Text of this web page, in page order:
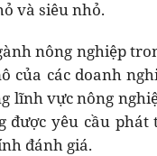
và siêu nhỏ.
nông nghiệp
của các doanh
lĩnh vực nông
được yêu cầu
đánh giá.